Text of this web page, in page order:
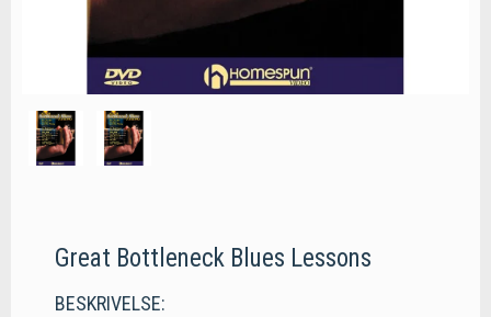
Great Bottleneck Blues Lessons
BESKRIVELSE: